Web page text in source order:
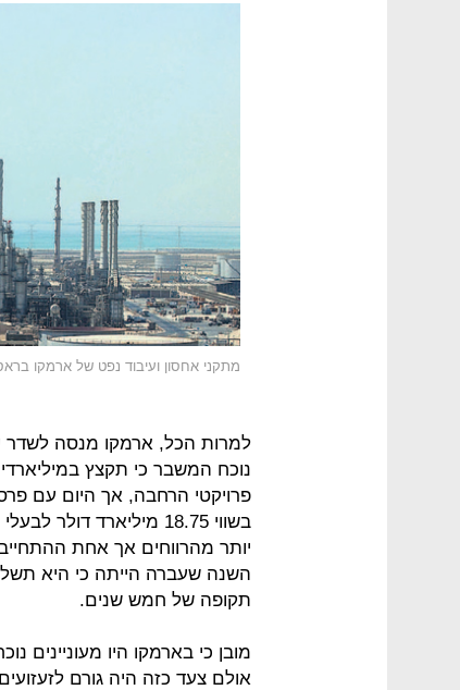
מתקני אחסון ועיבוד נפט של ארמקו
למרות הכל, ארמקו מנסה לשדר
נוכח המשבר כי תקצץ
פרויקטי הרחבה, אך היום עם
בשווי 18.75 מיליארד
תקופה של חמש שנים.
מובן כי בארמקו היו מעוניינים
אולם צעד כזה היה גורם